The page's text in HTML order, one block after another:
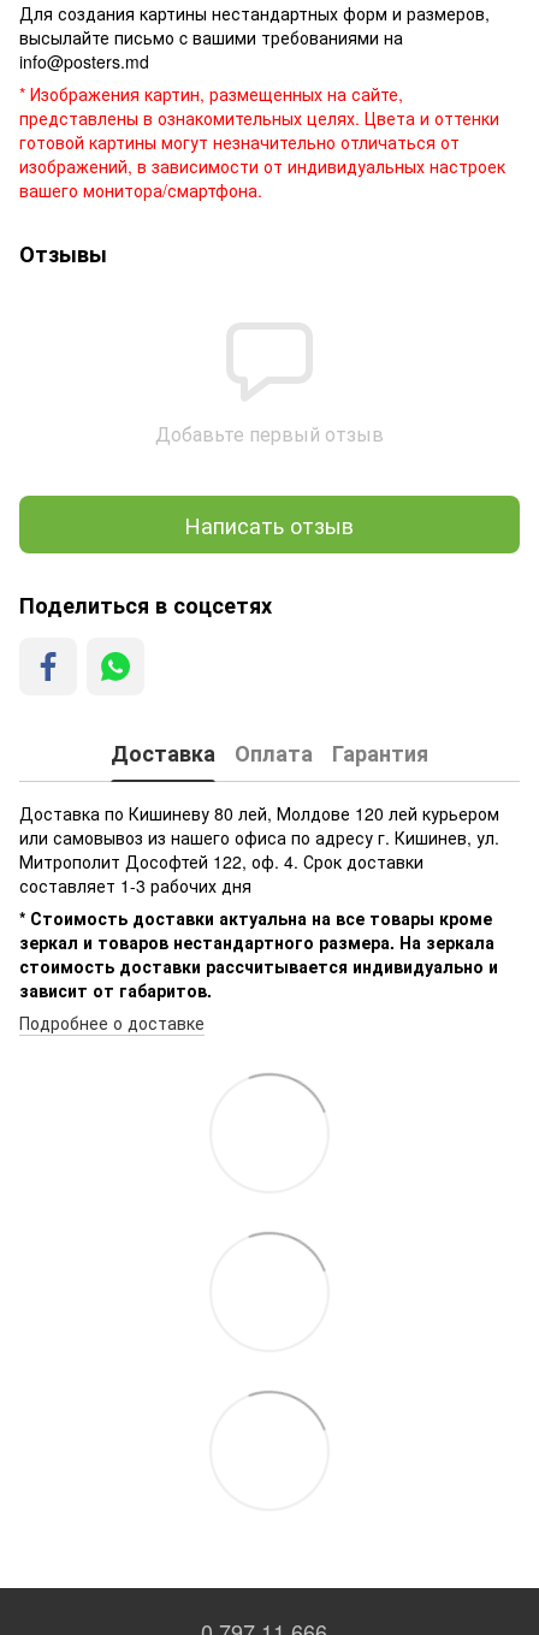
Для создания картины нестандартных форм и размеров,
высылайте письмо c вашими требованиями на
info@posters.md
* Изображения картин, размещенных на сайте,
представлены в ознакомительных целях. Цвета и оттенки
готовой картины могут незначительно отличаться от
изображений, в зависимости от индивидуальных настроек
вашего монитора/смартфона.
Отзывы
Добавьте первый отзыв
Написать отзыв
Поделиться в соцсетях
Доставка Оплата Гарантия
Доставка по Кишиневу 80 лей, Молдове 120 лей курьером
или самовывоз из нашего офиса по адресу г. Кишинев, ул.
Митрополит Дософтей 122, оф. 4. Срок доставки
составляет 1-3 рабочих дня
* Стоимость доставки актуальна на все товары кроме
зеркал и товаров нестандартного размера. На зеркала
стоимость доставки рассчитывается индивидуально и
зависит от габаритов.
Подробнее о доставке